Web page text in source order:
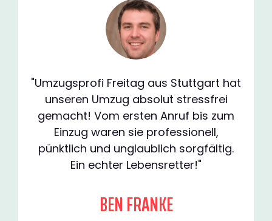
"Umzugsprofi Freitag aus Stuttgart hat
unseren Umzug absolut stressfrei
gemacht! Vom ersten Anruf bis zum
Einzug waren sie professionell,
pünktlich und unglaublich sorgfältig.
Ein echter Lebensretter!"
BEN FRANKE